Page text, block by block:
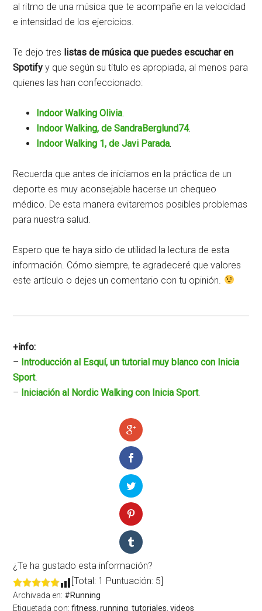
al ritmo de una música que te acompañe en la velocidad
e intensidad de los ejercicios.
Te dejo tres listas de música que puedes escuchar en
Spotify y que según su título es apropiada, al menos para
quienes las han confeccionado:
Indoor Walking Olivia.
Indoor Walking, de SandraBerglund74.
Indoor Walking 1, de Javi Parada.
Recuerda que antes de iniciarnos en la práctica de un
deporte es muy aconsejable hacerse un chequeo
médico. De esta manera evitaremos posibles problemas
para nuestra salud.
Espero que te haya sido de utilidad la lectura de esta
información. Cómo siempre, te agradeceré que valores
este artículo o dejes un comentario con tu opinión.
+info:
– Introducción al Esquí, un tutorial muy blanco con Inicia
Sport.
– Iniciación al Nordic Walking con Inicia Sport.
¿Te ha gustado esta información?
[Total: 1 Puntuación: 5]
Archivada en: #Running
Etiquetada con:fitness ,running ,tutoriales ,videos